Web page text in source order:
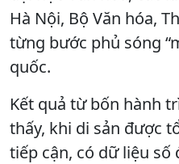
Hà Nội, Bộ Văn hóa,
từng bước phủ sóng
quốc.
Kết quả từ bốn hành
thấy, khi di sản được
tiếp cận, có dữ liệu số